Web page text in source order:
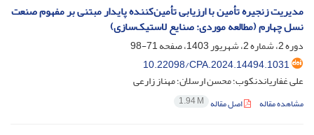
مدیریت زنجیره تأمین با ارزیابی تأمین‌کننده پایدار مبتنی بر مفهوم صنعت
نسل چهارم (مطالعه موردی: صنایع لاستیک‌سازی)
دوره 2، شماره 2، شهریور 1403، صفحه
71-98
10.22098/CPA.2024.14494.1031
علی غفاریاندنکوب؛ محسن ارسلان؛ مهناز زارعی
مشاهده مقاله اصل مقاله 1.94 M